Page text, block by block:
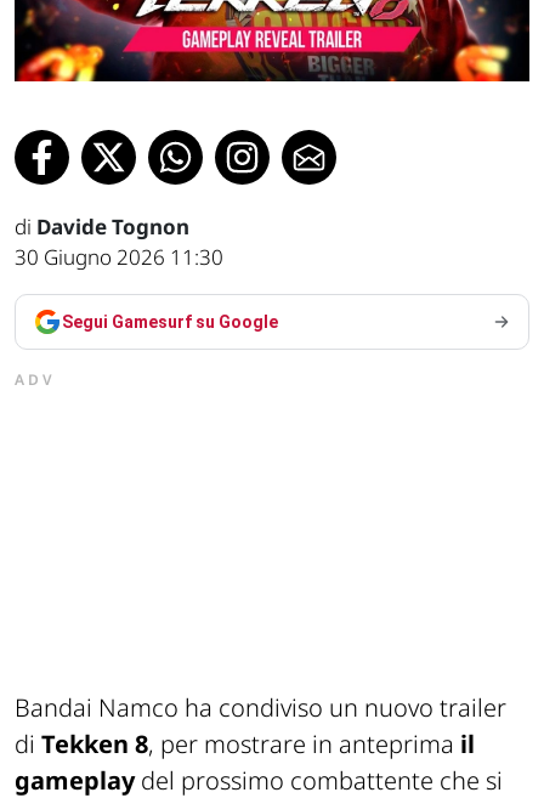
di Davide Tognon
30 Giugno 2026 11:30
Segui Gamesurf su Google
ADV
Bandai Namco ha condiviso un nuovo trailer
di Tekken 8, per mostrare in anteprima il
gameplaydel prossimo combattente che si